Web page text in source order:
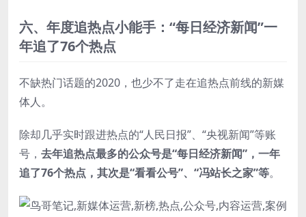
六、 年度追热点小能手： “每日经济新闻”一
年追了76个热点
不缺热门话题的2020，也少不了走在追热点前线的新媒
体人。
除却几乎实时跟进热点的“人民日报”、“央视新闻”等账
号， 去年追热点最多的公众号是“每日经济新闻”，一年
追了76个热点，其次是“看看公号”、“冯站长之家”等。